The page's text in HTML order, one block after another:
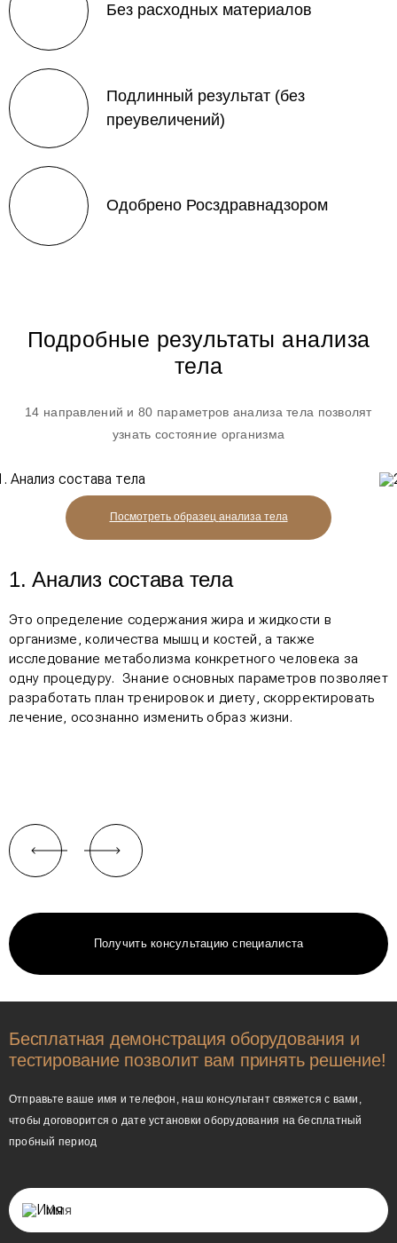
Без расходных материалов
Подлинный результат (без
преувеличений)
Одобрено Росздравнадзором
Подробные результаты анализа
тела
14 направлений и 80 параметров анализа тела позволят
узнать состояние организма
Посмотреть образец анализа тела
1. Анализ состава тела
Это определение содержания жира и жидкости в
организме, количества мышц и костей, а также
исследование метаболизма конкретного человека за
одну процедуру. Знание основных параметров позволяет
разработать план тренировок и диету, скорректировать
лечение, осознанно изменить образ жизни.
Получить консультацию специалиста
Бесплатная демонстрация оборудования и
тестирование позволит вам принять решение!
Отправьте ваше имя и телефон, наш консультант свяжется с вами,
чтобы договорится о дате установки оборудования на бесплатный
пробный период